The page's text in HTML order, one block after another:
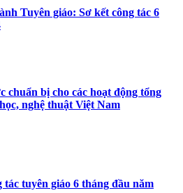
Tuyên giáo: Sơ kết công tác 6
chuẩn bị cho các hoạt động tổng
nghệ thuật Việt Nam
tuyên giáo 6 tháng đầu năm